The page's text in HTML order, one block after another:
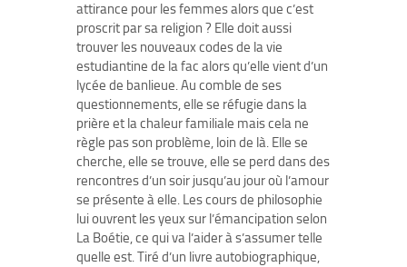
attirance pour les femmes alors que c’est
proscrit par sa religion ? Elle doit aussi
trouver les nouveaux codes de la vie
estudiantine de la fac alors qu’elle vient d’un
lycée de banlieue. Au comble de ses
questionnements, elle se réfugie dans la
prière et la chaleur familiale mais cela ne
règle pas son problème, loin de là. Elle se
cherche, elle se trouve, elle se perd dans des
rencontres d’un soir jusqu’au jour où l’amour
se présente à elle. Les cours de philosophie
lui ouvrent les yeux sur l’émancipation selon
La Boétie, ce qui va l’aider à s’assumer telle
quelle est. Tiré d’un livre autobiographique,